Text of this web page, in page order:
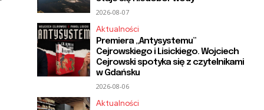
2026-08-07
Aktualności
Premiera „Antysystemu”
Cejrowskiego i Lisickiego. Wojciech
Cejrowski spotyka się z czytelnikami
w Gdańsku
2026-08-06
Aktualności